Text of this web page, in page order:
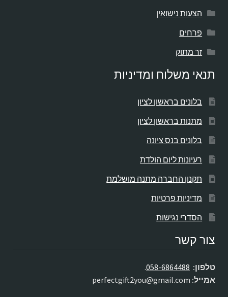
הצעות נישואין
פרחים
זר מתוק
תנאי משלוח ומדיניות
בלונים בראשון לציון
מתנות בראשון לציון
בלונים בנס ציונה
רעיונות ליום הולדת
תקנון החברה מתנה מושלמת
מדיניות פרטיות
הסדרי נגישות
צור קשר
טלפון: 058-6864488
.
אמייל: